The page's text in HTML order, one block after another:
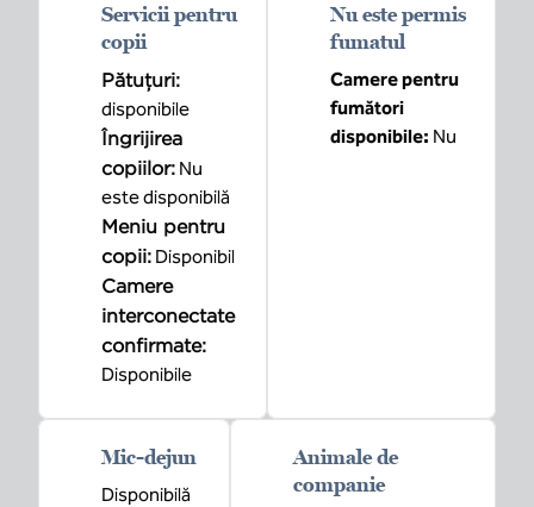
Servicii pentru
copii
Pătuțuri:
disponibile
Îngrijirea
copiilor: Nu
este disponibilă
Meniu pentru
copii: Disponibil
Camere
interconectate
confirmate:
Disponibile
Nu este permis
fumatul
Camere pentru
fumători
disponibile: Nu
Mic-dejun
Disponibilă
Animale de
companie